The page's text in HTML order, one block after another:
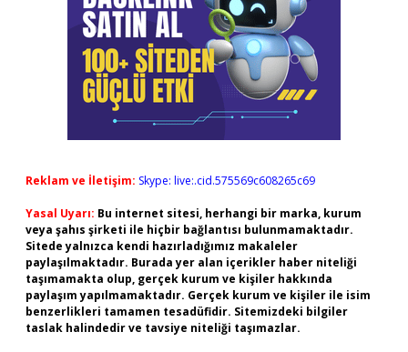
Reklam ve İletişim: Skype: live:.cid.575569c608265c69
Yasal Uyarı: Bu internet sitesi, herhangi bir marka, kurum
veya şahıs şirketi ile hiçbir bağlantısı bulunmamaktadır.
Sitede yalnızca kendi hazırladığımız makaleler
paylaşılmaktadır. Burada yer alan içerikler haber niteliği
taşımamakta olup, gerçek kurum ve kişiler hakkında
paylaşım yapılmamaktadır. Gerçek kurum ve kişiler ile isim
benzerlikleri tamamen tesadüfidir. Sitemizdeki bilgiler
taslak halindedir ve tavsiye niteliği taşımazlar.